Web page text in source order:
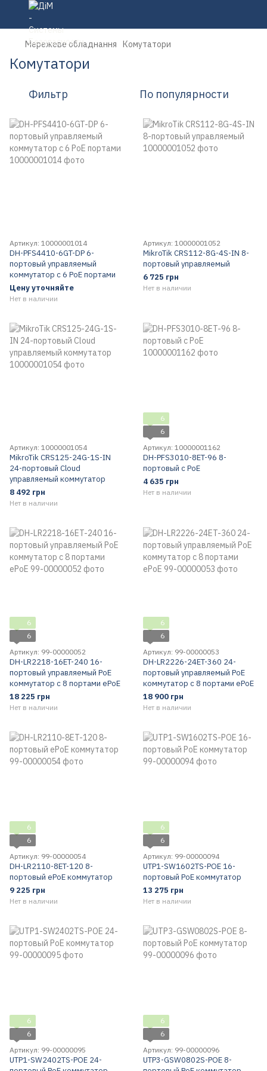
Мережеве обладнання Комутатори
Комутатори
Фильтр По популярности
Артикул: 10000001014
DH-PFS4410-6GT-DP 6-
портовый управляемый
коммутатор с 6 РоЕ портами
Цену уточняйте
Нет в наличии
Артикул: 10000001052
MikroTik CRS112-8G-4S-IN 8-
портовый управляемый
6 725 грн
Нет в наличии
Артикул: 10000001054
MikroTik CRS125-24G-1S-IN
24-портовый Cloud
управляемый коммутатор
8 492 грн
Нет в наличии
6
6
Артикул: 10000001162
DH-PFS3010-8ET-96 8-
портовый с РоЕ
4 635 грн
Нет в наличии
6
6
Артикул: 99-00000052
DH-LR2218-16ET-240 16-
портовый управляемый PoE
коммутатор c 8 портами ePoE
18 225 грн
Нет в наличии
6
6
Артикул: 99-00000053
DH-LR2226-24ET-360 24-
портовый управляемый PoE
коммутатор c 8 портами ePoE
18 900 грн
Нет в наличии
6
6
Артикул: 99-00000054
DH-LR2110-8ET-120 8-
портовый ePoE коммутатор
9 225 грн
Нет в наличии
6
6
Артикул: 99-00000094
UTP1-SW1602TS-POE 16-
портовый PoE коммутатор
13 275 грн
Нет в наличии
6
6
Артикул: 99-00000095
UTP1-SW2402TS-POE 24-
6
6
Артикул: 99-00000096
UTP3-GSW0802S-POE 8-